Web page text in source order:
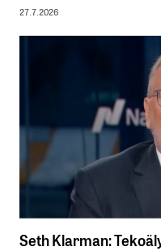
27.7.2026
Seth Klarman: